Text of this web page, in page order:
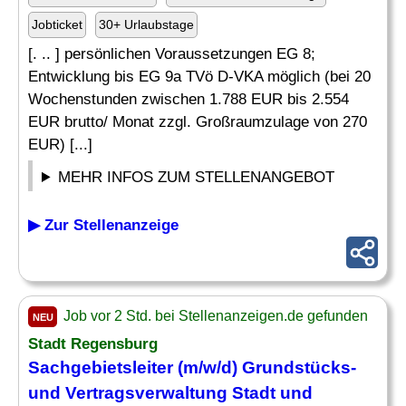
Jobticket 30+ Urlaubstage
[. .. ] persönlichen Voraussetzungen EG 8;
Entwicklung bis EG 9a TVö D-VKA möglich (bei 20
Wochenstunden zwischen 1.788 EUR bis 2.554
EUR brutto/ Monat zzgl. Großraumzulage von 270
EUR) [...]
MEHR INFOS ZUM STELLENANGEBOT
▶ Zur Stellenanzeige
NEU Job vor 2 Std. bei Stellenanzeigen.de gefunden
Stadt Regensburg
Sachgebietsleiter (m/w/d) Grundstücks-
und Vertragsverwaltung Stadt und